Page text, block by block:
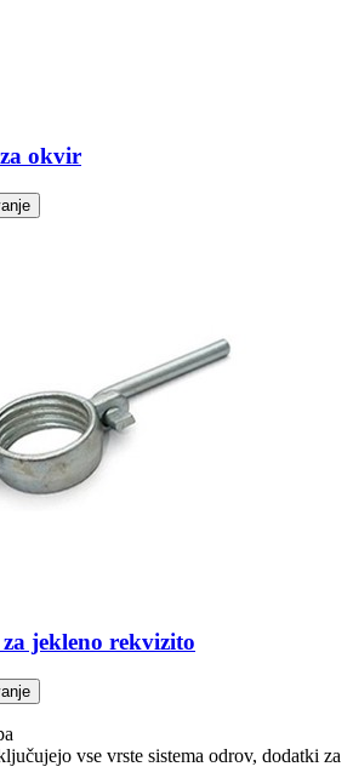
okvir
jekleno rekvizito
vse vrste sistema odrov, dodatki za